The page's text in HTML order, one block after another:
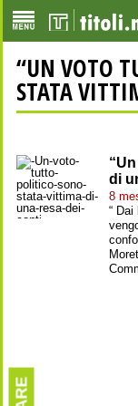
“UN VOTO
STATA
di
8
“